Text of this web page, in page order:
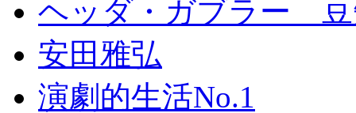
ヘッダ・ガブラー 豆
安田雅弘
演劇的生活No.1